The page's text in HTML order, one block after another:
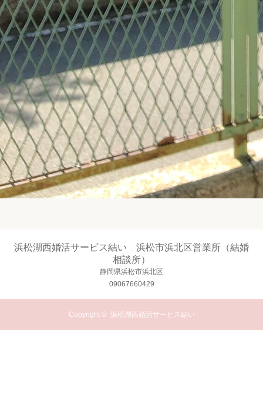
浜松湖西婚活サービス結い 浜松市浜北区営業所（結婚
相談所）
静岡県浜松市浜北区
09067660429
Copyright © 浜松湖西婚活サービス結い